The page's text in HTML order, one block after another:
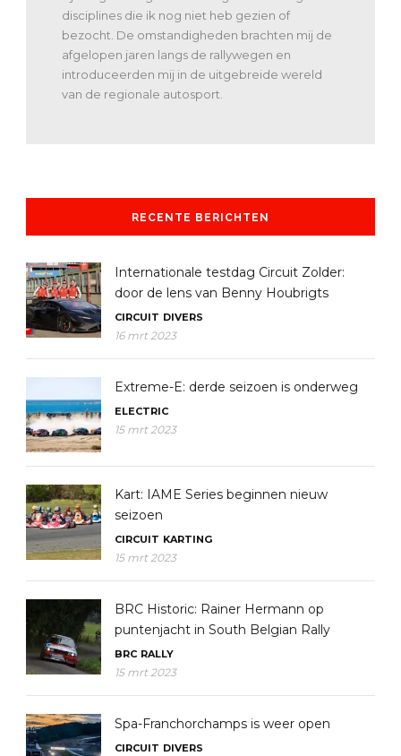
disciplines die ik nog niet heb gezien of
bezocht. De omstandigheden brachten mij de
afgelopen jaren langs de rallywegen en
introduceerden mij in de uitgebreide wereld
van de regionale autosport.
RECENTE BERICHTEN
Internationale testdag Circuit Zolder:
door de lens van Benny Houbrigts
CIRCUIT DIVERS
16 mrt 2023
Extreme-E: derde seizoen is onderweg
ELECTRIC
15 mrt 2023
Kart: IAME Series beginnen nieuw
seizoen
CIRCUIT KARTING
15 mrt 2023
BRC Historic: Rainer Hermann op
puntenjacht in South Belgian Rally
BRC RALLY
15 mrt 2023
Spa-Franchorchamps is weer open
CIRCUIT DIVERS